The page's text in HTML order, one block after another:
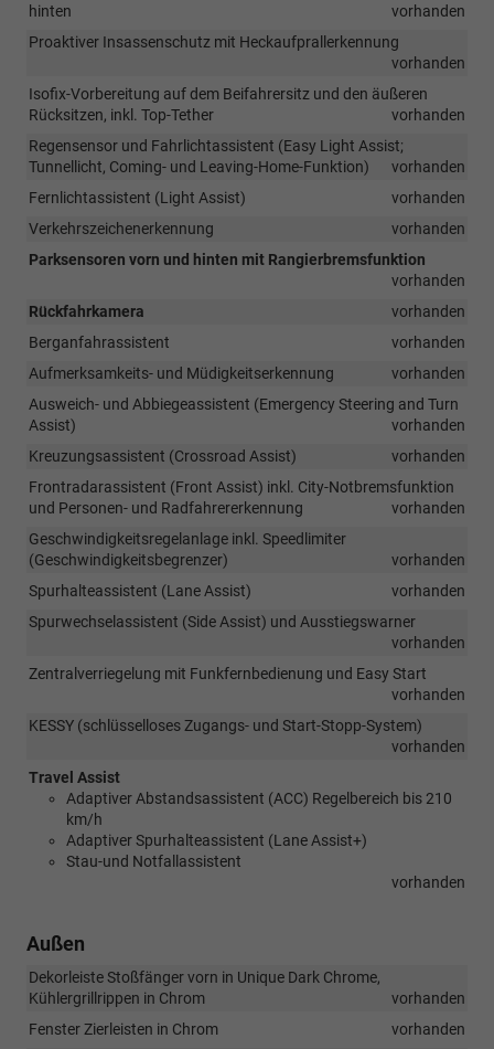
hinten
vorhanden
Proaktiver Insassenschutz mit Heckaufprallerkennung
vorhanden
Isofix-Vorbereitung auf dem Beifahrersitz und den äußeren
Rücksitzen, inkl. Top-Tether
vorhanden
Regensensor und Fahrlichtassistent (Easy Light Assist;
Tunnellicht, Coming- und Leaving-Home-Funktion)
vorhanden
Fernlichtassistent (Light Assist)
vorhanden
Verkehrszeichenerkennung
vorhanden
Parksensoren vorn und hinten mit Rangierbremsfunktion
vorhanden
Rückfahrkamera
vorhanden
Berganfahrassistent
vorhanden
Aufmerksamkeits- und Müdigkeitserkennung
vorhanden
Ausweich- und Abbiegeassistent (Emergency Steering and Turn
Assist)
vorhanden
Kreuzungsassistent (Crossroad Assist)
vorhanden
Frontradarassistent (Front Assist) inkl. City-Notbremsfunktion
und Personen- und Radfahrererkennung
vorhanden
Geschwindigkeitsregelanlage inkl. Speedlimiter
(Geschwindigkeitsbegrenzer)
vorhanden
Spurhalteassistent (Lane Assist)
vorhanden
Spurwechselassistent (Side Assist) und Ausstiegswarner
vorhanden
Zentralverriegelung mit Funkfernbedienung und Easy Start
vorhanden
KESSY (schlüsselloses Zugangs- und Start-Stopp-System)
vorhanden
Travel Assist
Adaptiver Abstandsassistent (ACC) Regelbereich bis 210
km/h
Adaptiver Spurhalteassistent (Lane Assist+)
Stau-und Notfallassistent
vorhanden
Außen
Dekorleiste Stoßfänger vorn in Unique Dark Chrome,
Kühlergrillrippen in Chrom
vorhanden
Fenster Zierleisten in Chrom
vorhanden